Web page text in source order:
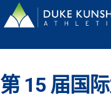
第 15 届国